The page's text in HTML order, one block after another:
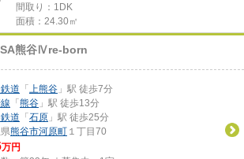
間取り：1DK
面積：24.30㎡
熊⾕Ⅳre-born
道 「 上熊谷 」駅 徒歩7分
「 熊谷 」駅 徒歩13分
道 「 石原 」駅 徒歩25分
熊谷市河原町 １丁目70
万円